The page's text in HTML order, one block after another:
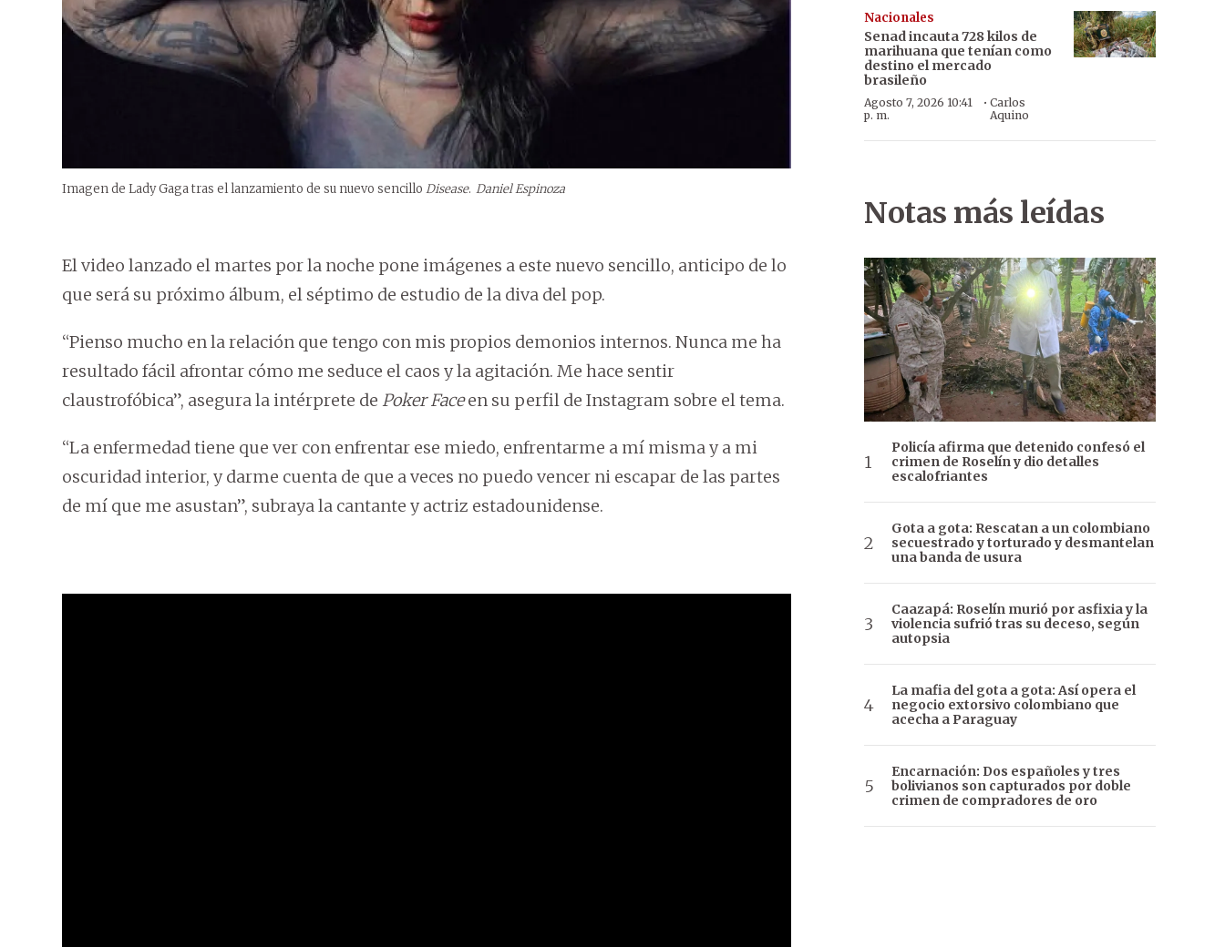
Imagen de Lady Gaga tras el lanzamiento de su nuevo sencillo Disease. Daniel Espinoza
El video lanzado el martes por la noche pone imágenes a este nuevo sencillo, anticipo de lo
que será su próximo álbum, el séptimo de estudio de la diva del pop.
“Pienso mucho en la relación que tengo con mis propios demonios internos. Nunca me ha
resultado fácil afrontar cómo me seduce el caos y la agitación. Me hace sentir
claustrofóbica”, asegura la intérprete de Poker Faceen su perfil de Instagram sobre el tema.
“La enfermedad tiene que ver con enfrentar ese miedo, enfrentarme a mí misma y a mi
oscuridad interior, y darme cuenta de que a veces no puedo vencer ni escapar de las partes
de mí que me asustan”, subraya la cantante y actriz estadounidense.
Nacionales
Senad incauta 728 kilos de
marihuana que tenían como
destino el mercado
brasileño
Agosto 7, 2026 10:41
p. m.
· Carlos
Aquino
Notas más leídas
Policía afirma que detenido confesó el
crimen de Roselín y dio detalles
escalofriantes
Gota a gota: Rescatan a un colombiano
secuestrado y torturado y desmantelan
una banda de usura
Caazapá: Roselín murió por asfixia y la
violencia sufrió tras su deceso, según
autopsia
La mafia del gota a gota: Así opera el
negocio extorsivo colombiano que
acecha a Paraguay
Encarnación: Dos españoles y tres
bolivianos son capturados por doble
crimen de compradores de oro